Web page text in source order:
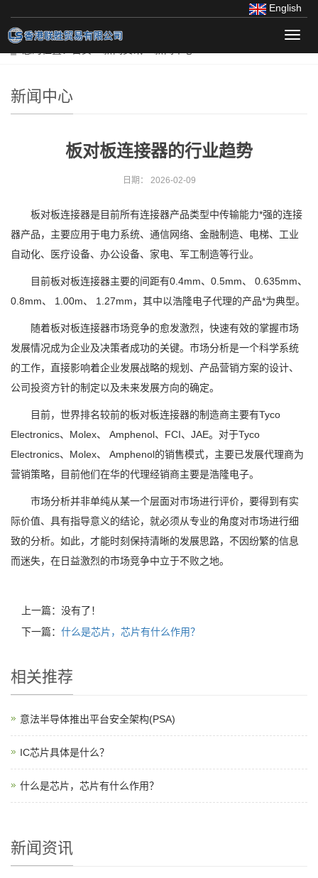
English
导
新闻中心
板对板连接器的行业趋势
日期： 2026-02-09
板对板连接器是目前所有连接器产品类型中传输能力*强的连接
器产品，主要应用于电力系统、通信网络、金融制造、电梯、工业
自动化、医疗设备、办公设备、家电、军工制造等行业。
目前板对板连接器主要的间距有0.4mm、0.5mm、 0.635mm、
0.8mm、 1.00m、 1.27mm，其中以浩隆电子代理的产品*为典型。
随着板对板连接器市场竞争的愈发激烈，快速有效的掌握市场
发展情况成为企业及决策者成功的关键。市场分析是一个科学系统
的工作，直接影响着企业发展战略的规划、产品营销方案的设计、
公司投资方针的制定以及未来发展方向的确定。
目前，世界排名较前的板对板连接器的制造商主要有Tyco
Electronics、Molex、 Amphenol、FCI、JAE。对于Tyco
Electronics、Molex、 Amphenol的销售模式，主要已发展代理商为
营销策略，目前他们在华的代理经销商主要是浩隆电子。
市场分析并非单纯从某一个层面对市场进行评价，要得到有实
际价值、具有指导意义的结论，就必须从专业的角度对市场进行细
致的分析。如此，才能时刻保持清晰的发展思路，不因纷繁的信息
而迷失，在日益激烈的市场竞争中立于不败之地。
上一篇：没有了！
下一篇： 什么是芯片，芯片有什么作用？
相关推荐
意法半导体推出平台安全架构(PSA)
IC芯片具体是什么？
什么是芯片，芯片有什么作用？
新闻资讯